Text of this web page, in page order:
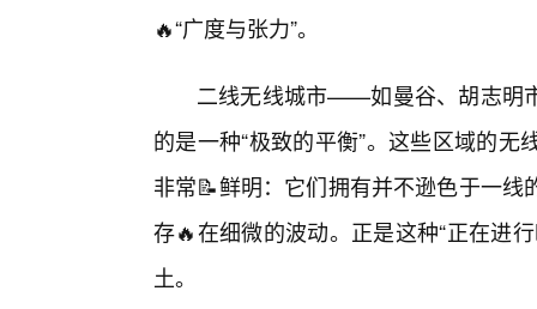
🔥“广度与张力”。
二线无线城市——如曼谷、胡志明
的是一种“极致的平衡”。这些区域的
非常📝鲜明：它们拥有并不逊色于一
存🔥在细微的波动。正是这种“正在进
土。